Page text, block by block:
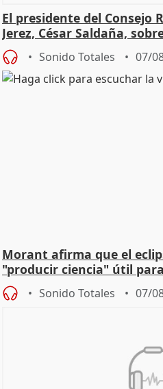
El presidente del Consejo
Jerez, César Saldaña,
Sonido Totales 07/
Morant afirma que el
"producir ciencia" útil
Sonido Totales 07/